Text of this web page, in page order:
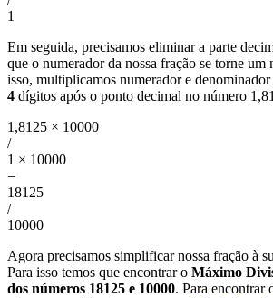
1
Em seguida, precisamos eliminar a parte
que o numerador da nossa fração se torne um
isso, multiplicamos numerador e
4 dígitos após o ponto decimal no número
1,8125 × 10000
/
1 × 10000
=
18125
/
10000
Agora precisamos simplificar nossa fração à
Para isso temos que encontrar o Máximo
dos números 18125 e 10000. Para encontrar